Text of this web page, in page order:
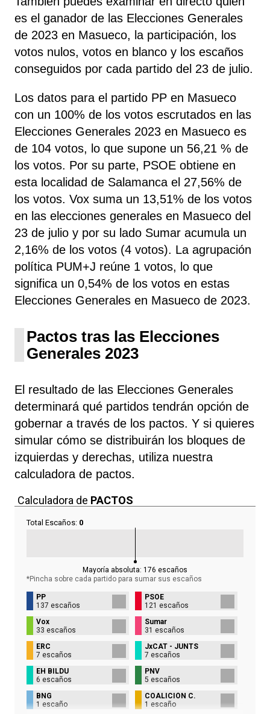
es el ganador de las Elecciones Generales
de 2023 en Masueco, la participación, los
votos nulos, votos en blanco y los escaños
conseguidos por cada partido del 23 de julio.
Los datos para el partido PP en Masueco
con un 100% de los votos escrutados en las
Elecciones Generales 2023 en Masueco es
de 104 votos, lo que supone un 56,21 % de
los votos. Por su parte, PSOE obtiene en
esta localidad de Salamanca el 27,56% de
los votos. Vox suma un 13,51% de los votos
en las elecciones generales en Masueco del
23 de julio y por su lado Sumar acumula un
2,16% de los votos (4 votos). La agrupación
política PUM+J reúne 1 votos, lo que
significa un 0,54% de los votos en estas
Elecciones Generales en Masueco de 2023.
Pactos tras las Elecciones
Generales 2023
El resultado de las Elecciones Generales
determinará qué partidos tendrán opción de
gobernar a través de los pactos. Y si quieres
simular cómo se distribuirán los bloques de
izquierdas y derechas, utiliza nuestra
calculadora de pactos.
Calculadora de PACTOS
Total Escaños: 0
Mayoría absoluta: 176 escaños
*Pincha sobre cada partido para sumar sus escaños
PP
137 escaños
PSOE
121 escaños
Vox
33 escaños
Sumar
31 escaños
ERC
7 escaños
JxCAT - JUNTS
7 escaños
EH BILDU
6 escaños
PNV
5 escaños
BNG
1 escaño
COALICIÓN C.
1 escaño